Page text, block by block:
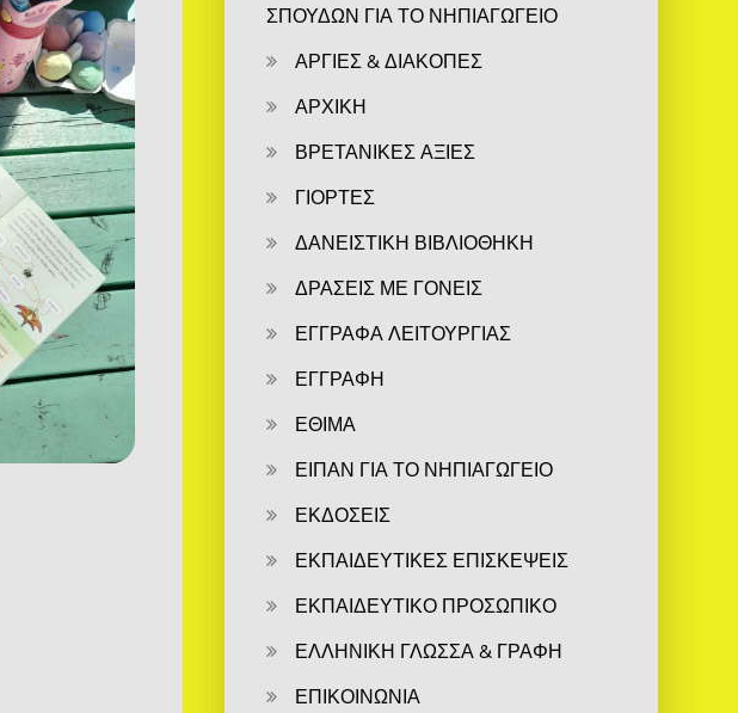
ΣΠΟΥΔΩΝ ΓΙΑ ΤΟ ΝΗΠΙΑΓΩΓΕΙΟ
ΑΡΓΙΕΣ & ΔΙΑΚΟΠΕΣ
ΑΡΧΙΚΗ
ΒΡΕΤΑΝΙΚΕΣ ΑΞΙΕΣ
ΓΙΟΡΤΕΣ
ΔΑΝΕΙΣΤΙΚΗ ΒΙΒΛΙΟΘΗΚΗ
ΔΡΑΣΕΙΣ ΜΕ ΓΟΝΕΙΣ
ΕΓΓΡΑΦΑ ΛΕΙΤΟΥΡΓΙΑΣ
ΕΓΓΡΑΦΗ
ΕΘΙΜΑ
ΕΙΠΑΝ ΓΙΑ ΤΟ ΝΗΠΙΑΓΩΓΕΙΟ
ΕΚΔΟΣΕΙΣ
ΕΚΠΑΙΔΕΥΤΙΚΕΣ ΕΠΙΣΚΕΨΕΙΣ
ΕΚΠΑΙΔΕΥΤΙΚΟ ΠΡΟΣΩΠΙΚΟ
ΕΛΛΗΝΙΚΗ ΓΛΩΣΣΑ & ΓΡΑΦΗ
ΕΠΙΚΟΙΝΩΝΙΑ